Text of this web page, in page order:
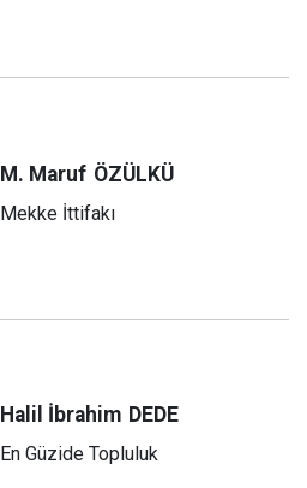
M. Maruf ÖZÜLKÜ
Mekke İttifakı
Halil İbrahim DEDE
En Güzide Topluluk